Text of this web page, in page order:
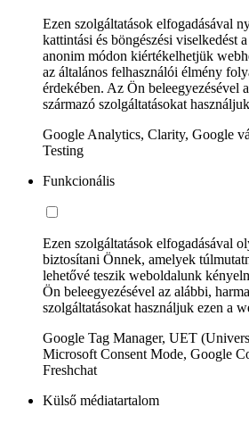
Ezen szolgáltatások elfogadásával
kattintási és böngészési viselkedést
anonim módon kiértékelhetjük
az általános felhasználói élmény
érdekében. Az Ön beleegyezésével
származó szolgáltatásokat
Google Analytics, Clarity, Google
Testing
Funkcionális
Ezen szolgáltatások elfogadásával
biztosítani Önnek, amelyek
lehetővé teszik weboldalunk
Ön beleegyezésével az alábbi,
szolgáltatásokat használjuk ezen a
Google Tag Manager, UET
Microsoft Consent Mode, Google
Freshchat
Külső médiatartalom